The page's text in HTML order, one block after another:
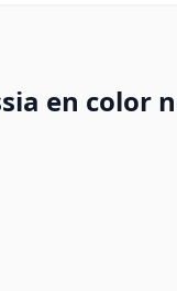
en color